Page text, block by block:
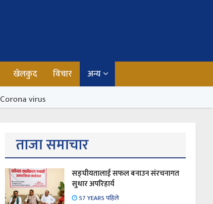
खेलकुद विचार अन्य
Corona virus
ताजा समाचार
सङ्घीयतालाई सफल बनाउन संरचनागत
सुधार अपरिहार्य
57 YEARS पहिले